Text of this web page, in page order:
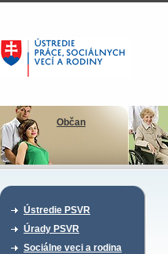
Občan
Ústredie PSVR
Úrady PSVR
Sociálne veci a rodina